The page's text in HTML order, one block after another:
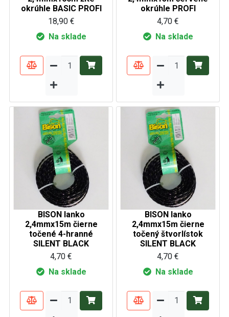
okrúhle BASIC PROFI
18,90 €
Na sklade
okrúhle PROFI
4,70 €
Na sklade
BISON lanko
2,4mmx15m čierne
točené 4-hranné
SILENT BLACK
4,70 €
Na sklade
BISON lanko
2,4mmx15m čierne
točený štvorlístok
SILENT BLACK
4,70 €
Na sklade